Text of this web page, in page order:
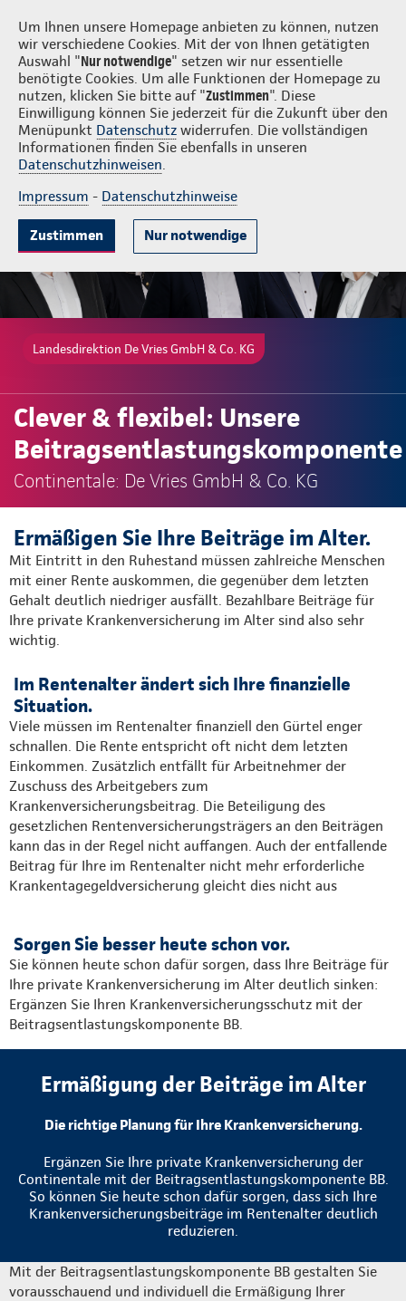
Um Ihnen unsere Homepage anbieten zu können, nutzen
wir verschiedene Cookies. Mit der von Ihnen getätigten
Auswahl "Nur notwendige" setzen wir nur essentielle
benötigte Cookies. Um alle Funktionen der Homepage zu
nutzen, klicken Sie bitte auf "Zustimmen". Diese
Einwilligung können Sie jederzeit für die Zukunft über den
Menüpunkt Datenschutz widerrufen. Die vollständigen
Informationen finden Sie ebenfalls in unseren
Datenschutzhinweisen.
Impressum - Datenschutzhinweise
Zustimmen Nur notwendige
De Vries GmbH & Co. KG Login
Gründe Tarife & Leistungen Wissenswertes Beratung &
Landesdirektion De Vries GmbH & Co. KG
Clever & flexibel: Unsere
Beitragsentlastungskomponente
Continentale: De Vries GmbH & Co. KG
Ermäßigen Sie Ihre Beiträge im Alter.
Mit Eintritt in den Ruhestand müssen zahlreiche Menschen
mit einer Rente auskommen, die gegenüber dem letzten
Gehalt deutlich niedriger ausfällt. Bezahlbare Beiträge für
Ihre private Krankenversicherung im Alter sind also sehr
wichtig.
Im Rentenalter ändert sich Ihre finanzielle
Situation.
Viele müssen im Rentenalter finanziell den Gürtel enger
schnallen. Die Rente entspricht oft nicht dem letzten
Einkommen. Zusätzlich entfällt für Arbeitnehmer der
Zuschuss des Arbeitgebers zum
Krankenversicherungsbeitrag. Die Beteiligung des
gesetzlichen Rentenversicherungsträgers an den Beiträgen
kann das in der Regel nicht auffangen. Auch der entfallende
Beitrag für Ihre im Rentenalter nicht mehr erforderliche
Krankentagegeldversicherung gleicht dies nicht aus
Sorgen Sie besser heute schon vor.
Sie können heute schon dafür sorgen, dass Ihre Beiträge für
Ihre private Krankenversicherung im Alter deutlich sinken:
Ergänzen Sie Ihren Krankenversicherungsschutz mit der
Beitragsentlastungskomponente BB.
Ermäßigung der Beiträge im Alter
Die richtige Planung für Ihre Krankenversicherung.
Ergänzen Sie Ihre private Krankenversicherung der
Continentale mit der Beitragsentlastungskomponente BB.
So können Sie heute schon dafür sorgen, dass sich Ihre
Krankenversicherungsbeiträge im Rentenalter deutlich
reduzieren.
Mit der Beitragsentlastungskomponente BB gestalten Sie
vorausschauend und individuell die Ermäßigung Ihrer